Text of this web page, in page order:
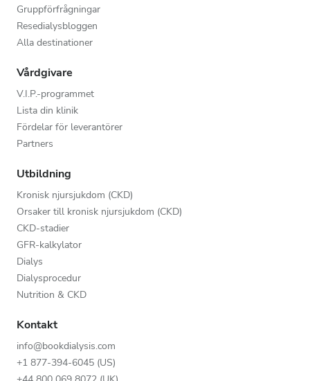
Gruppförfrågningar
Resedialysbloggen
Alla destinationer
Vårdgivare
V.I.P.-programmet
Lista din klinik
Fördelar för leverantörer
Partners
Utbildning
Kronisk njursjukdom (CKD)
Orsaker till kronisk njursjukdom (CKD)
CKD-stadier
GFR-kalkylator
Dialys
Dialysprocedur
Nutrition & CKD
Kontakt
info@bookdialysis.com
+1 877-394-6045 (US)